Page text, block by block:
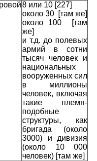
8 или 10 [227]
около 30 [там же]
около 100 [там
же]
и т.д. до полевых
армий в сотни
тысяч человек и
национальных
вооруженных сил
в миллионы
человек, включая
такие племя-
подобные
структуры, как
бригада (около
3000) и дивизия
(около 10 000
человек) [там же]